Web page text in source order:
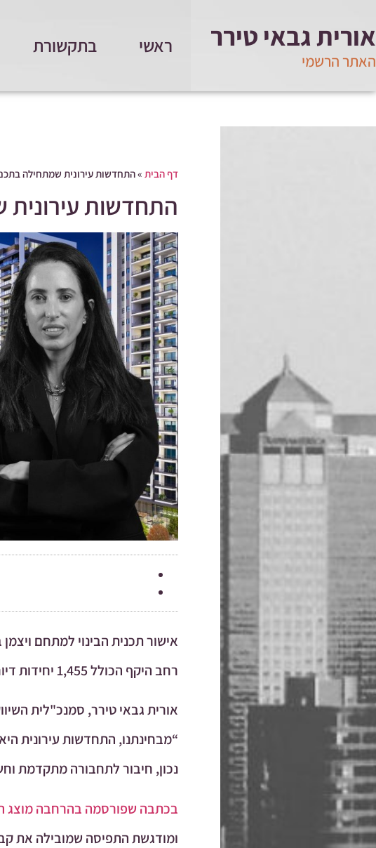
אורית גבאי טירר
האתר הרשמי
ראשי בתקשורת
דף הבית »התחדשות עירונית שמתחילה
התחדשות עירונית
אישור תכנית הבינוי למתחם
רחב היקף הכולל 1,455 יחידות דיור חדשות, שימושי מסחר, תעסוקה ושטחים ציבוריים בלב העיר.
אורית גבאי טירר, סמנכ"לית
“מבחינתנו, התחדשות עירונית
נכון, חיבור לתחבורה מתקדמת
בכתבה שפורסמה בהרחבה מוצג
ומודגשת התפיסה שמובילה את